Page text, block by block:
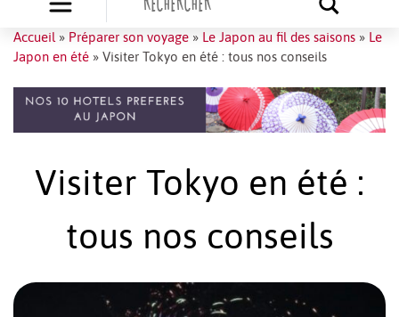
Accueil » Préparer son voyage » Le Japon au fil des saisons » Le
Japon en été » Visiter Tokyo en été : tous nos conseils
Visiter Tokyo en été :
tous nos conseils